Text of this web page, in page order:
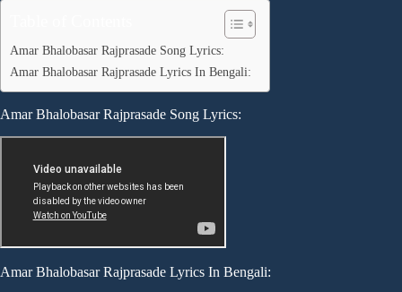
Amar Bhalobasar Rajprasade Song Lyrics:
Amar Bhalobasar Rajprasade Lyrics In Bengali:
Amar Bhalobasar Rajprasade Song Lyrics:
Amar Bhalobasar Rajprasade Lyrics In Bengali: